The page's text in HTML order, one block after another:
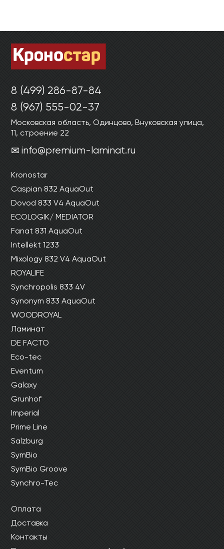
8 (499) 286-87-84
8 (967) 555-02-37
Московская область, Одинцово, Внуковская улица,
11, строение 22
info@premium-laminat.ru
Kronostar
Caspian 832 AquaOut
Dovod 833 V4 AquaOut
ECOLOGIK/ MEDIATOR
Fanat 831 AquaOut
Intellekt 1233
Mixology 832 V4 AquaOut
ROYALIFE
Synchropolis 833 4V
Synonym 833 AquaOut
WOODROYAL
Ламинат
DE FACTO
Eco-tec
Eventum
Galaxy
Grunhof
Imperial
Prime Line
Salzburg
SymBio
SymBio Groove
Synchro-Tec
Оплата
Доставка
Контакты